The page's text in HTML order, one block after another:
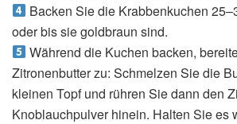
Backen Sie die Krabbenkuchen
oder bis sie goldbraun sind.
Während die Kuchen backen,
Zitronenbutter zu: Schmelzen Sie die
kleinen Topf und rühren Sie dann den
Knoblauchpulver hinein. Halten Sie es